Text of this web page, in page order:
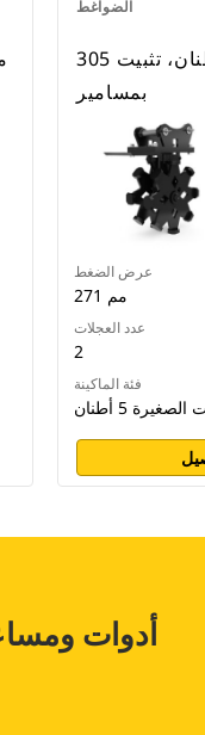
الضواغط
305 مم (12 بوصة) 5 أطنان، تثبيت
بمسامير
عرض الضغط
271 مم
عدد العجلات
2
فئة الماكينة
5 أطنان
أدوات